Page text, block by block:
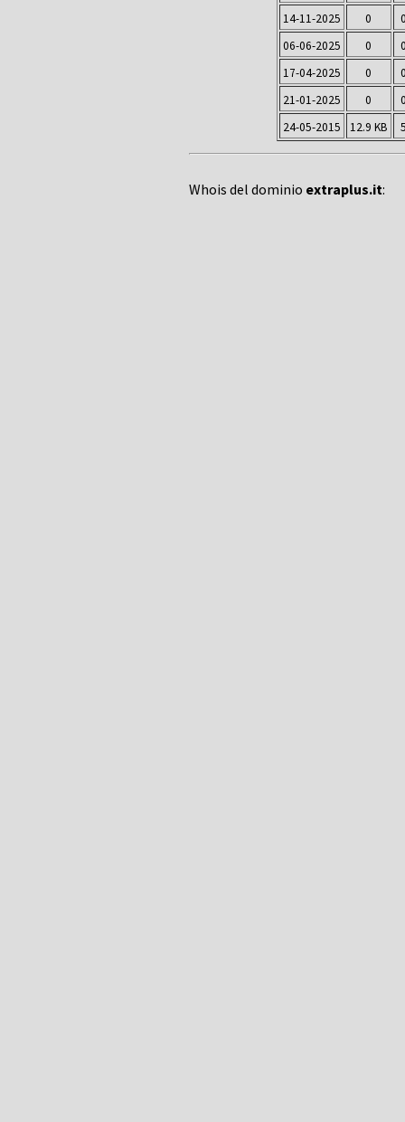
14-11-2025
0
06-06-2025
0
17-04-2025
0
21-01-2025
0
24-05-2015
12.9 KB
Whois del dominio extraplus.it: